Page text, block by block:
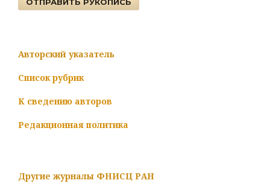
ОТПРАВИТЬ РУКОПИСЬ
Авторский указатель
Список рубрик
К сведению авторов
Редакционная политика
Другие журналы ФНИСЦ РАН